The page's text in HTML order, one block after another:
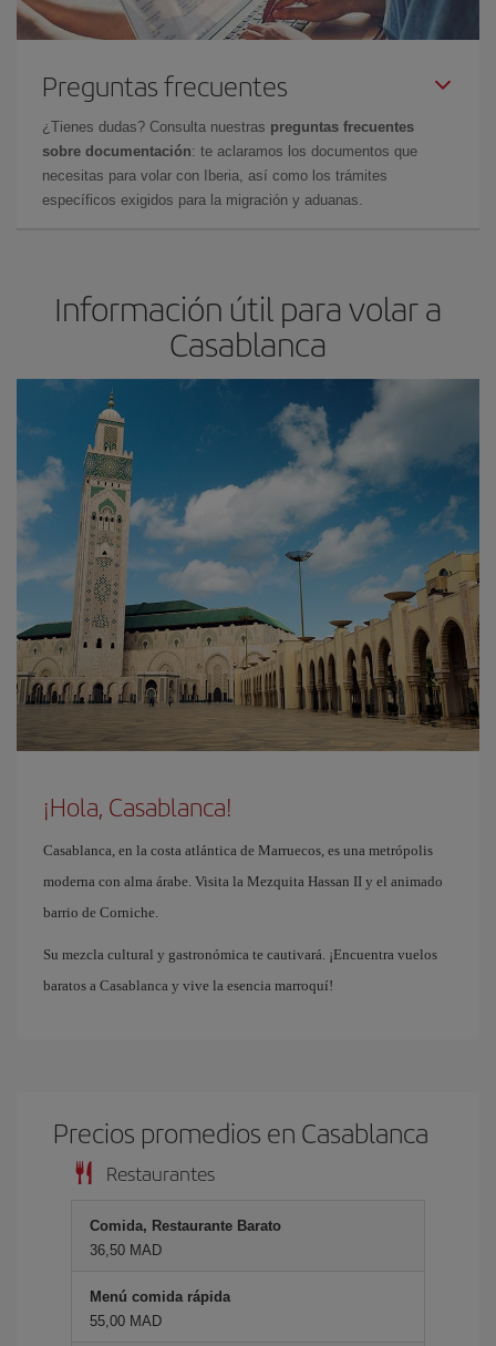
Preguntas frecuentes
¿Tienes dudas? Consulta nuestras preguntas frecuentes
sobre documentación: te aclaramos los documentos que
necesitas para volar con Iberia, así como los trámites
específicos exigidos para la migración y aduanas.
Información útil para volar a
Casablanca
¡Hola, Casablanca!
Casablanca, en la costa atlántica de Marruecos, es una metrópolis
moderna con alma árabe. Visita la Mezquita Hassan II y el animado
barrio de Corniche.
Su mezcla cultural y gastronómica te cautivará. ¡Encuentra vuelos
baratos a Casablanca y vive la esencia marroquí!
Precios promedios en Casablanca
Restaurantes
Comida, Restaurante Barato
36,50 MAD
Menú comida rápida
55,00 MAD